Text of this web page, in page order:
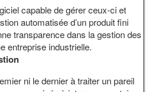
capable de gérer ceux-ci et
automatisée d’un produit fini
transparence dans la gestion des
entreprise industrielle.
ni le dernier à traiter un pareil